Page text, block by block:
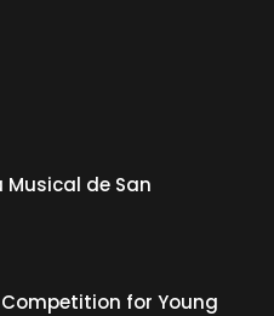
Musical de San
for Young